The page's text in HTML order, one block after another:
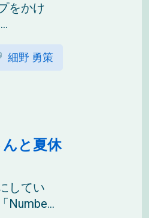
をかけ
細野 勇策
と夏休
してい
Numbe...